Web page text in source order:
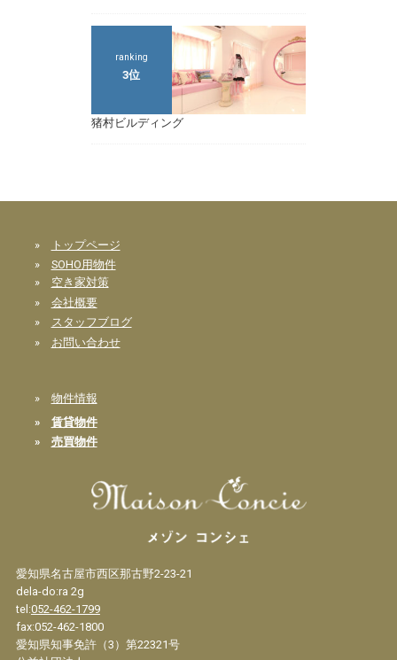
ranking
3位
猪村ビルディング
»
トップページ
» SOHO用物件
» 空き家対策
» 会社概要
» スタッフブログ
» お問い合わせ
» 物件情報
» 賃貸物件
» 売買物件
愛知県名古屋市西区那古野2-23-21
dela-do:ra 2g
tel:052-462-1799
fax:052-462-1800
愛知県知事免許（3）第22321号